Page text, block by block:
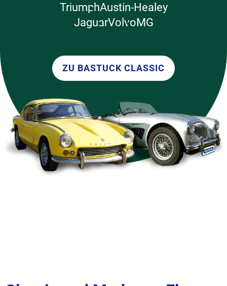
TriumphAustin-Healey
JaguarVolvoMG
ZU BASTUCK CLASSIC